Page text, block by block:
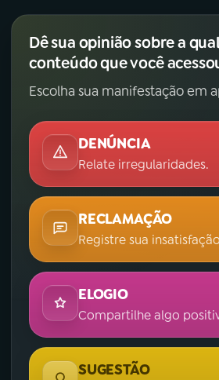
Dê sua opinião sobre a
conteúdo que você
Escolha sua manifestação em
DENÚNCIA
Relate irregularidades.
RECLAMAÇÃO
Registre sua
ELOGIO
Compartilhe algo
SUGESTÃO